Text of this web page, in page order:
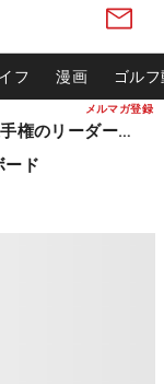
メルマガ登録
フ 漫画 ゴル
松山英樹ら出場 ウィンダム選手権のリーダーボード
ド